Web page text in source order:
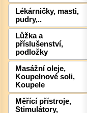
Lékárničky, masti,
pudry,..
Lůžka a
příslušenství,
podložky
Masážní oleje,
Koupelnové soli,
Koupele
Měřící přístroje,
Stimulátory,